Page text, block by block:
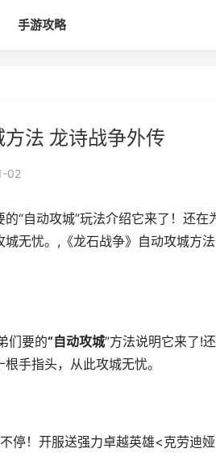
手游攻略
方法 龙诗战争外传
02
“自动攻城”玩法介绍它来了！还在
无忧。,《龙石战争》自动攻城方
们要的“自动攻城”方法说明它来了!
手指头，从此攻城无忧。
停！开服送强力卓越英雄<克劳迪